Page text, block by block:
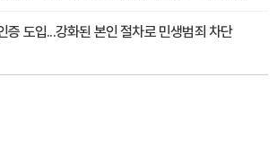
증 도입...강화된 본인 절차로 민생범죄 차단